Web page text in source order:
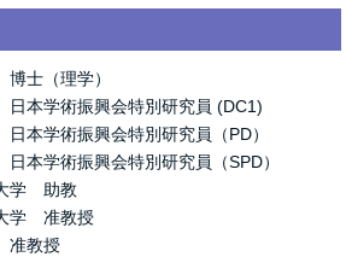
士（理学）
本学術振興会特別研究員 (DC1)
本学術振興会特別研究員（PD）
本学術振興会特別研究員（SPD）
学 助教
学 准教授
准教授